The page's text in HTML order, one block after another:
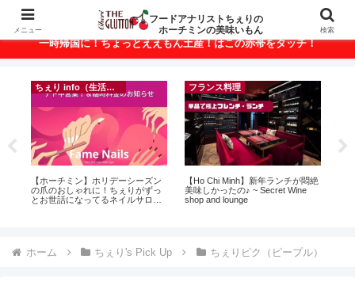
ベトナム・ホーチミンの美味いもんが満載！
一時帰国に！ちょっとええもん土産！はこの赤帯をタッチ！
【 Ho Chi Minh】🍺 Happy Hour
and More in Ho Chi Minh CIty 🍺
ちぇり info（生活情報）
【Ho Chi Minh】帰国直前にやって
おきたい！たった1回の施術でこん
なに違う？！ ＆帰国時の乾燥対策
ホーム ちぇり's Pick Up ちぇりピク（ピープル）
メニュー
フードアナリストちぇりの
ホーチミンの美味いもん
検索